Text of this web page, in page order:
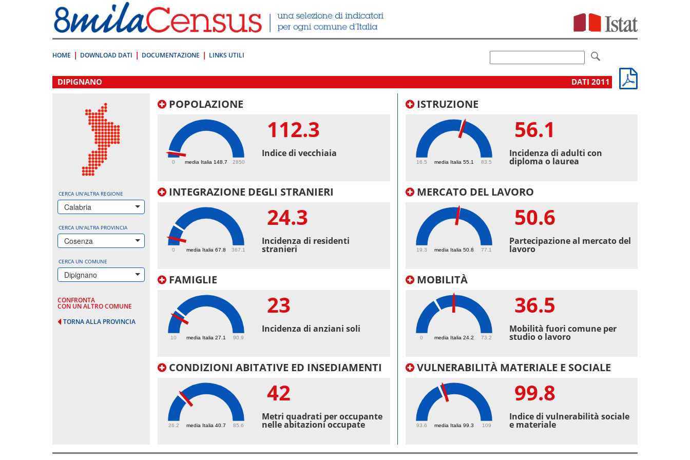
direttamente
a:
Contenuto
HOME DOWNLOAD DATI DOCUMENTAZIONE LINKS UTILI
.
DIPIGNANO DATI 2011
CERCA UN'ALTRA REGIONE
Calabria
CERCA UN'ALTRA PROVINCIA
Cosenza
CERCA UN COMUNE
Dipignano
CONFRONTA
CON UN ALTRO COMUNE
TORNA ALLA PROVINCIA
POPOLAZIONE
media Italia 148.7
0 2850
112.3
Indice di vecchiaia
INTEGRAZIONE DEGLI STRANIERI
media Italia 67.8
0 367.1
24.3
Incidenza di residenti
stranieri
FAMIGLIE
media Italia 27.1
10 90.9
23
Incidenza di anziani soli
CONDIZIONI ABITATIVE ED INSEDIAMENTI
media Italia 40.7
26.2 85.6
42
Metri quadrati per occupante
nelle abitazioni occupate
ISTRUZIONE
media Italia 55.1
16.5 83.5
56.1
Incidenza di adulti con
diploma o laurea
MERCATO DEL LAVORO
media Italia 50.8
19.3 77.1
50.6
Partecipazione al mercato del
lavoro
MOBILITÀ
media Italia 24.2
0 73.2
36.5
Mobilità fuori comune per
studio o lavoro
VULNERABILITÀ MATERIALE E SOCIALE
media Italia 99.3
93.6 109
99.8
Indice di vulnerabilità sociale
e materiale